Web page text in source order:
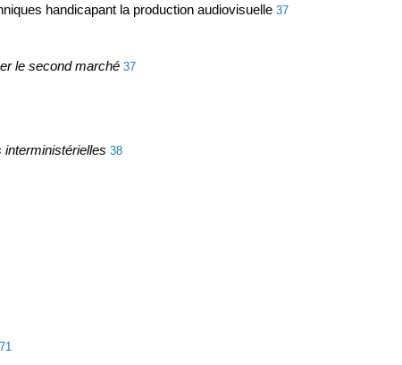
handicapant la production audiovisuelle 37
le second marché 37
interministérielles 38
71